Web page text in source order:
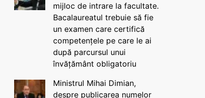
mijloc de intrare la facultate.
Bacalaureatul trebuie să fie
un examen care certifică
competențele pe care le ai
după parcursul unui
învățământ obligatoriu
Ministrul Mihai Dimian,
despre publicarea numelor